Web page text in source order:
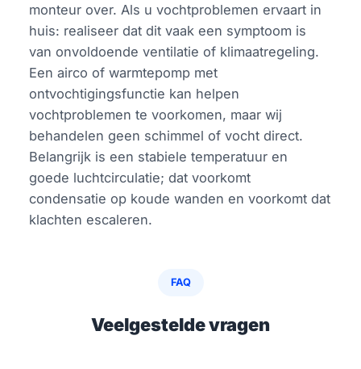
monteur over. Als u vochtproblemen ervaart in
huis: realiseer dat dit vaak een symptoom is
van onvoldoende ventilatie of klimaatregeling.
Een airco of warmtepomp met
ontvochtigingsfunctie kan helpen
vochtproblemen te voorkomen, maar wij
behandelen geen schimmel of vocht direct.
Belangrijk is een stabiele temperatuur en
goede luchtcirculatie; dat voorkomt
condensatie op koude wanden en voorkomt dat
klachten escaleren.
FAQ
Veelgestelde vragen